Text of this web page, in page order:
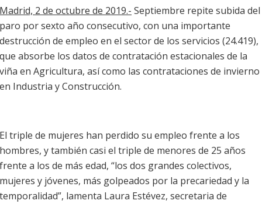
Madrid, 2 de octubre de 2019.- Septiembre repite subida del
paro por sexto año consecutivo, con una importante
destrucción de empleo en el sector de los servicios (24.419),
que absorbe los datos de contratación estacionales de la
viña en Agricultura, así como las contrataciones de invierno
en Industria y Construcción.
El triple de mujeres han perdido su empleo frente a los
hombres, y también casi el triple de menores de 25 años
frente a los de más edad, “los dos grandes colectivos,
mujeres y jóvenes, más golpeados por la precariedad y la
temporalidad”, lamenta Laura Estévez, secretaria de